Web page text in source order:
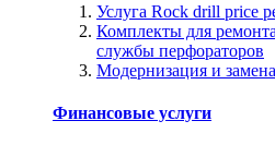
Услуга Rock drill price
Комплекты для
службы перфораторов
Модернизация и
Финансовые услуги